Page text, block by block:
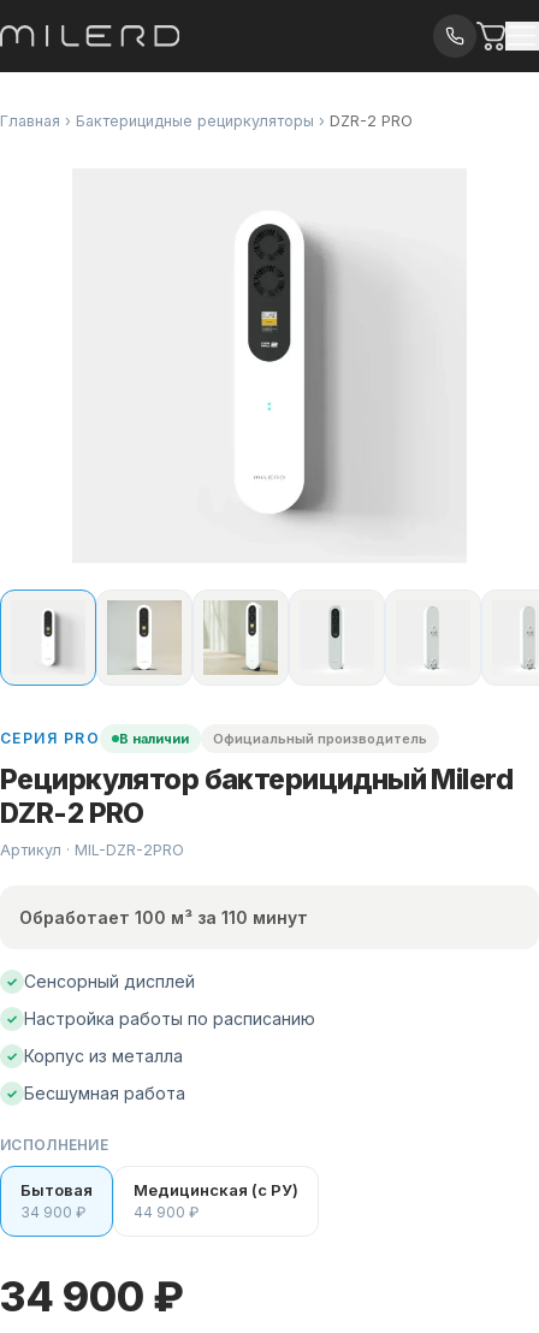
Главная › Бактерицидные рециркуляторы › DZR-2 PRO
СЕРИЯ PRO В наличии Официальный производитель
Рециркулятор бактерицидный Milerd
DZR-2 PRO
Артикул · MIL-DZR-2PRO
Обработает 100 м³ за 110 минут
✓ Сенсорный дисплей
✓ Настройка работы по расписанию
✓ Корпус из металла
✓ Бесшумная работа
ИСПОЛНЕНИЕ
Бытовая
34 900 ₽
Медицинская (с РУ)
44 900 ₽
34 900 ₽